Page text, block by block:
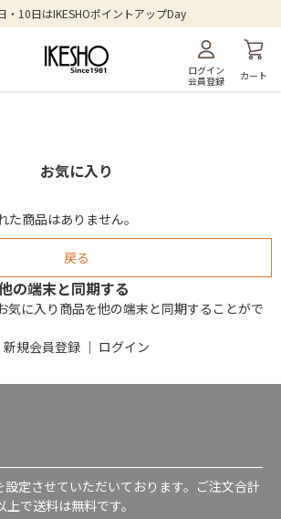
・10日はIKESHOポイントアップDay
ログイン
会員登録
カート
お気に入り
た商品はありません。
の端末と同期する
気に入り商品を他の端末と同期することがで
新規会員登録 ｜ ログイン
設定させていただいております。ご注文合計
で送料は無料です。